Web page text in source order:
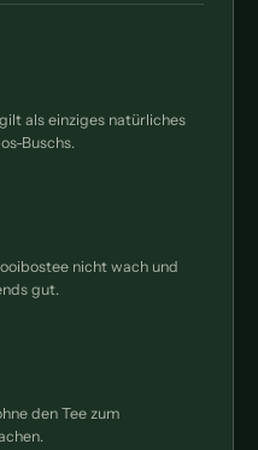
als einziges natürliches
Buschs.
nicht wach und
gut.
den Tee zum